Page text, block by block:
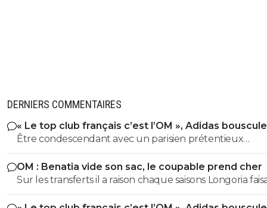
DERNIERS COMMENTAIRES
« Le top club français c’est l’OM », Adidas
PSG
Être condescendant avec un parisien prétentieux
(pléonasme) c'est mon plaisir petit poussin. Bisous
OM : Benatia vide son sac, le coupable prend cher
Sur les transferts il a raison chaque saisons Longoria
15/16 joueurs avec son poto ribalta benatia etait pas